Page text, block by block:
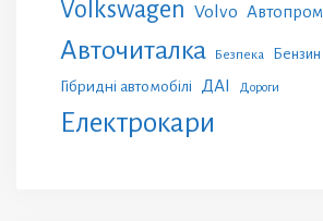
Volkswagen Volvo Автопром
Авточиталка Безпека Бензин
Гібридні автомобілі ДАІ Дороги
Електрокари